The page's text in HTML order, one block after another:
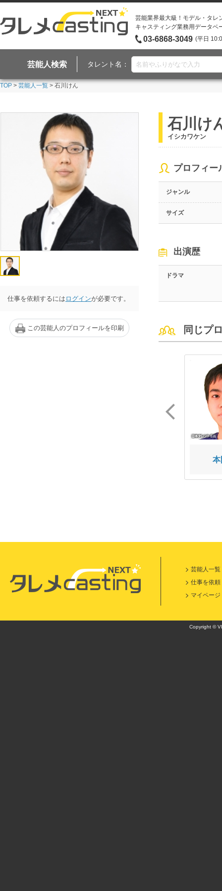
芸能業界最大級！モデル・タレ
キャスティング業務用データベ
03-6868-3049 (平日
芸能人検索 タレント名：
TOP > 芸能人一覧 > 石川けん
仕事を依頼するには ログインが必要です。
この芸能人のプロフィールを印刷
石川け
イシカワケン
プロフィー
ジャンル
サイズ
出演歴
ドラマ
同じプ
本
芸能人一覧
仕事を依頼
マイページ
Copyright ©